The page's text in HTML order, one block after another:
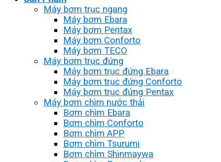
Máy bơm trục ngang
Máy bơm Ebara
Máy bơm Pentax
Máy bơm Conforto
Máy bơm TECO
Máy bơm trục đứng
Máy bơm trục đứng Ebara
Máy bơm trục đứng Conforto
Máy bơm trục đứng Pentax
Máy bơm chìm nước thải
Bơm chìm Ebara
Bơm chìm Conforto
Bơm chìm APP
Bơm chìm Tsurumi
Bơm chìm Shinmaywa